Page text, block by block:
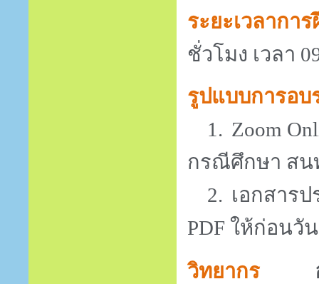
ระยะเวลากา
ชั่วโมง เวลา
รูปแบบการอบ
1. Zoom
กรณีศึกษา สน
2. เอกสาร
PDF ให้ก่อนวั
วิทยากร